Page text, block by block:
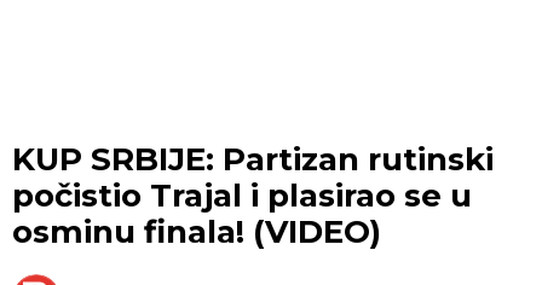
KUP SRBIJE: Partizan rutinski
počistio Trajal i plasirao se u
osminu finala! (VIDEO)